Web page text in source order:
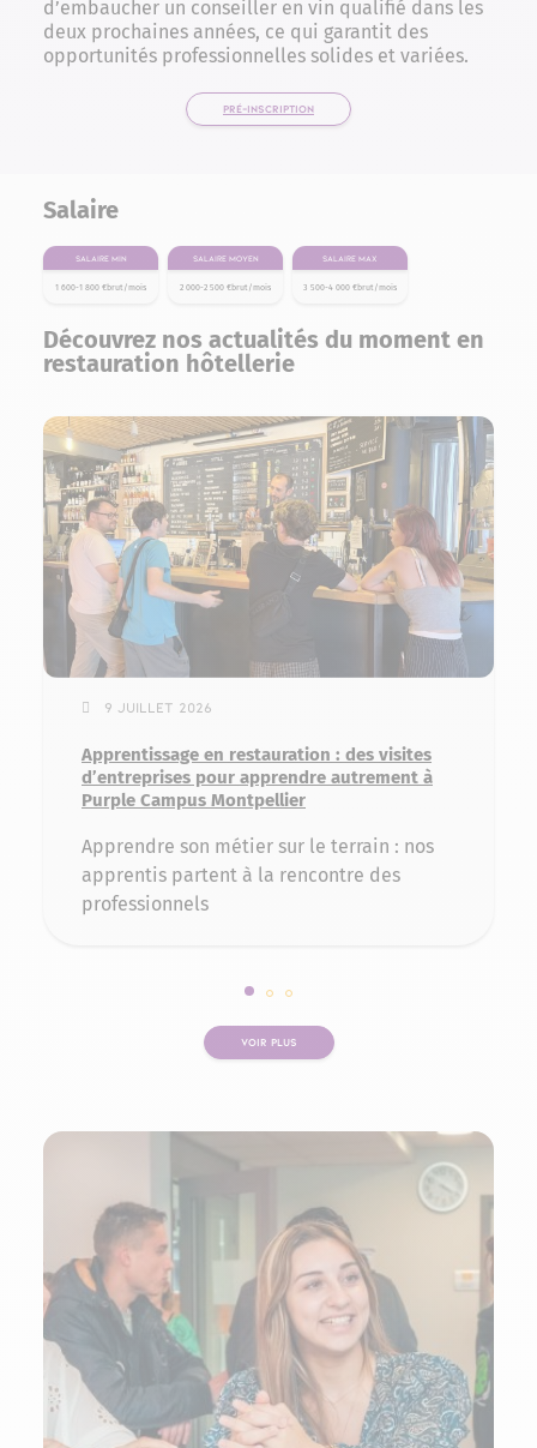
d’embaucher un conseiller en vin qualifié dans les
deux prochaines années, ce qui garantit des
opportunités professionnelles solides et variées.
PRÉ-INSCRIPTION
Salaire
Salaire min
1 600-1 800 €brut/mois
Salaire moyen
2 000-2 500 €brut/mois
Salaire max
3 500-4 000 €brut/mois
Découvrez nos actualités du moment en
restauration hôtellerie
9 juillet 2026
Apprentissage en restauration : des visites
d’entreprises pour apprendre autrement à
Purple Campus Montpellier
Apprendre son métier sur le terrain : nos
apprentis partent à la rencontre des
professionnels
Slide 1 sur 3
Slide 2 sur 3
Slide 3 sur 3
VOIR PLUS